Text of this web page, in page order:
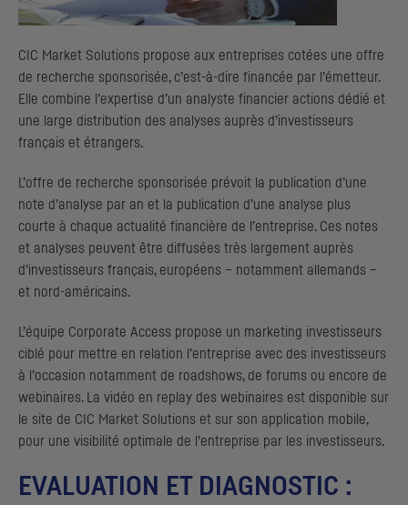
CIC Market Solutions propose aux entreprises cotées une offre
de recherche sponsorisée, c’est-à-dire financée par l’émetteur.
Elle combine l’expertise d’un analyste financier actions dédié et
une large distribution des analyses auprès d’investisseurs
français et étrangers.
L’offre de recherche sponsorisée prévoit la publication d’une
note d’analyse par an et la publication d’une analyse plus
courte à chaque actualité financière de l’entreprise. Ces notes
et analyses peuvent être diffusées très largement auprès
d’investisseurs français, européens – notamment allemands –
et nord-américains.
L’équipe Corporate Access propose un marketing investisseurs
ciblé pour mettre en relation l’entreprise avec des investisseurs
à l’occasion notamment de roadshows, de forums ou encore de
webinaires. La vidéo en replay des webinaires est disponible sur
le site de CIC Market Solutions et sur son application mobile,
pour une visibilité optimale de l’entreprise par les investisseurs.
EVALUATION ET DIAGNOSTIC :